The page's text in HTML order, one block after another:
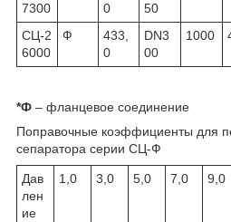
7300
0
50
СЦ-2
6000
Ф
433,
0
DN3
00
1000
*Ф – фланцевое соединение
Поправочные коэффициенты для
сепаратора серии СЦ-Ф
Дав
лен
ие
1,0 3,0 5,0 7,0 9,0